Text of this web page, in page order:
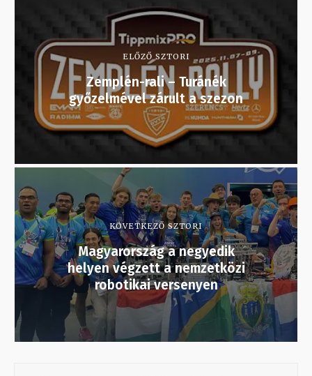
ELŐZŐ SZTORI
Zemplén-rali – Turánék
győzelmével zárult a szezon
KÖVETKEZŐ SZTORI
Magyarország a negyedik
helyen végzett a nemzetközi
robotikai versenyen